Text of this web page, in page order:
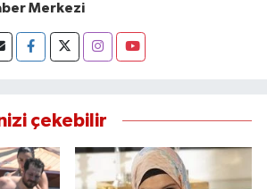
Merkezi
çekebilir